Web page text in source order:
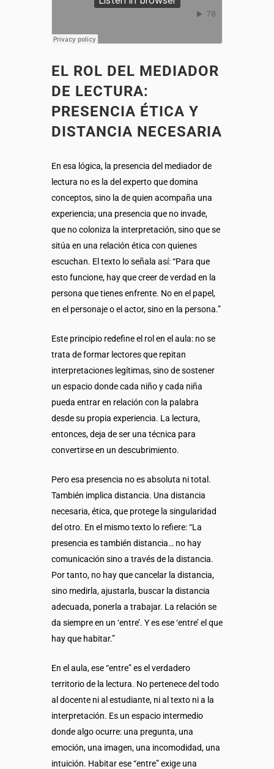
EL ROL DEL MEDIADOR
DE LECTURA:
PRESENCIA ÉTICA Y
DISTANCIA NECESARIA
En esa lógica, la presencia del mediador de
lectura no es la del experto que domina
conceptos, sino la de quien acompaña una
experiencia; una presencia que no invade,
que no coloniza la interpretación, sino que se
sitúa en una relación ética con quienes
escuchan. El texto lo señala así: “Para que
esto funcione, hay que creer de verdad en la
persona que tienes enfrente. No en el papel,
en el personaje o el actor, sino en la persona.”
Este principio redefine el rol en el aula: no se
trata de formar lectores que repitan
interpretaciones legítimas, sino de sostener
un espacio donde cada niño y cada niña
pueda entrar en relación con la palabra
desde su propia experiencia. La lectura,
entonces, deja de ser una técnica para
convertirse en un descubrimiento.
Pero esa presencia no es absoluta ni total.
También implica distancia. Una distancia
necesaria, ética, que protege la singularidad
del otro. En el mismo texto lo refiere: “La
presencia es también distancia… no hay
comunicación sino a través de la distancia.
Por tanto, no hay que cancelar la distancia,
sino medirla, ajustarla, buscar la distancia
adecuada, ponerla a trabajar. La relación se
da siempre en un ‘entre’. Y es ese ‘entre’ el que
hay que habitar.”
En el aula, ese “entre” es el verdadero
territorio de la lectura. No pertenece del todo
al docente ni al estudiante, ni al texto ni a la
interpretación. Es un espacio intermedio
donde algo ocurre: una pregunta, una
emoción, una imagen, una incomodidad, una
intuición. Habitar ese “entre” exige una